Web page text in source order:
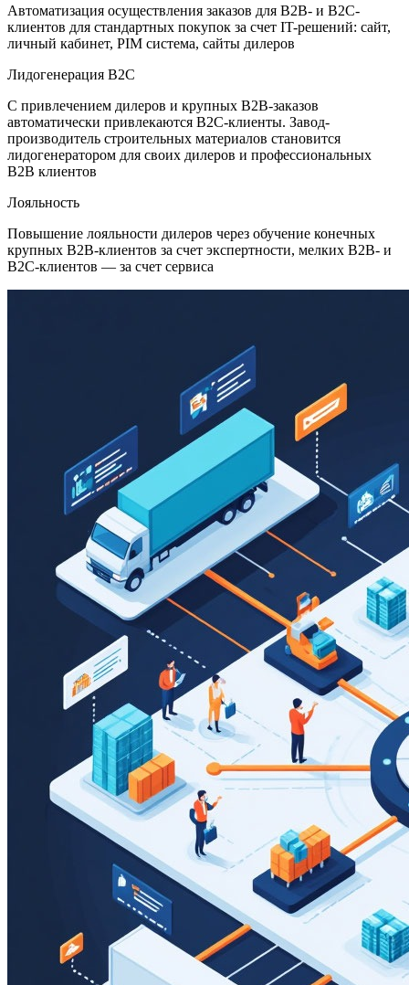
Автоматизация осуществления заказов для B2B- и B2C-
клиентов для стандартных покупок за счет IT-решений: сайт,
личный кабинет, PIM система, сайты дилеров
Лидогенерация B2С
С привлечением дилеров и крупных B2B-заказов
автоматически привлекаются B2C-клиенты. Завод-
производитель строительных материалов становится
лидогенератором для своих дилеров и профессиональных
B2B клиентов
Лояльность
Повышение лояльности дилеров через обучение конечных
крупных B2B-клиентов за счет экспертности, мелких B2B- и
B2C-клиентов — за счет сервиса